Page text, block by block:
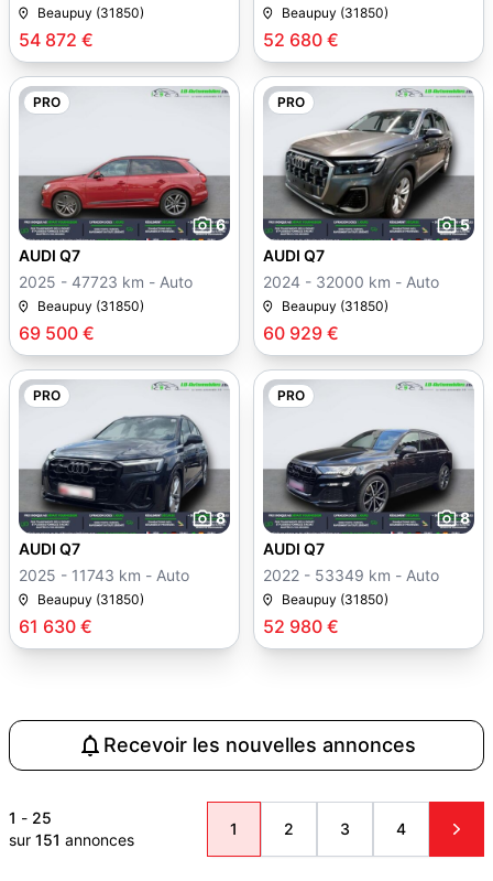
54 872 €
Beaupuy (31850)
52 680 €
Beaupuy (31850)
PRO
6
69 500 €
AUDI Q7
2025 - 47723 km - Auto
Beaupuy (31850)
PRO
5
60 929 €
AUDI Q7
2024 - 32000 km - Auto
Beaupuy (31850)
PRO
8
61 630 €
AUDI Q7
2025 - 11743 km - Auto
Beaupuy (31850)
PRO
8
52 980 €
AUDI Q7
2022 - 53349 km - Auto
Beaupuy (31850)
Recevoir les nouvelles annonces
1 - 25
sur 151 annonces
1 2 3 4